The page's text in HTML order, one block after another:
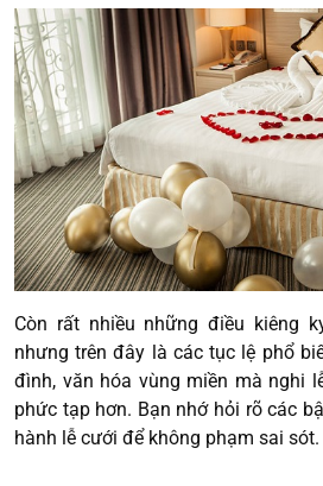
Còn rất nhiều những điều kiêng
nhưng trên đây là các tục lệ phổ
đình, văn hóa vùng miền mà nghi
phức tạp hơn. Bạn nhớ hỏi rõ các
hành lễ cưới để không phạm sai sót.